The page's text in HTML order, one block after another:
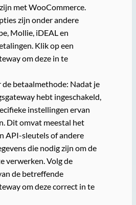
met WooCommerce.
zijn onder andere
Mollie, iDEAL en
Klik op een
om deze in te
betaalmethode: Nadat je
hebt ingeschakeld,
instellingen ervan
Dit omvat meestal het
API-sleutels of andere
die nodig zijn om de
verwerken. Volg de
de betreffende
om deze correct in te